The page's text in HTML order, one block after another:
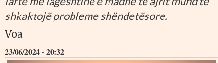
shkaktojë probleme shëndetësore.
Voa
23/06/2024 - 20:32